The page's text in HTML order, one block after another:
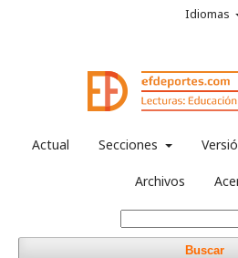
Actual Secciones
Archivos
Buscar
Idiomas